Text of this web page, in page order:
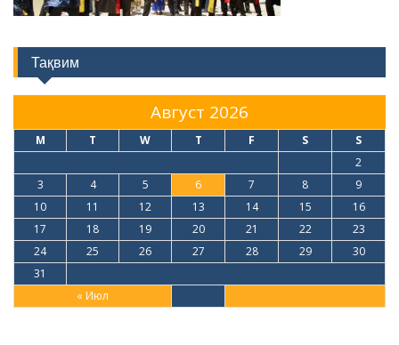
Тақвим
Август 2026
M T W T F S S
« Июл
2
3
4 5 6 7 8
9
10
11 12 13 14 15
16
17
18 19 20 21 22
23
24
25 26 27 28 29
30
31